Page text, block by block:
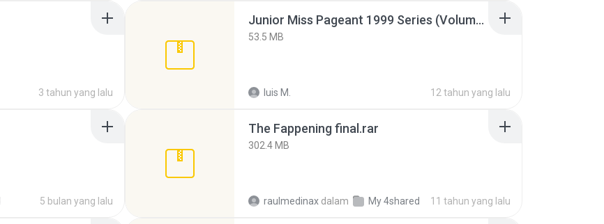
3 tahun yang lalu
Junior Miss Pageant 1999 Series (Volume I Part I NC 6).7z
53.5 MB
luis M. 12 tahun yang lalu
5 bulan yang lalu
The Fappening final.rar
302.4 MB
raulmedinax dalam My 4shared 11 tahun yang lalu